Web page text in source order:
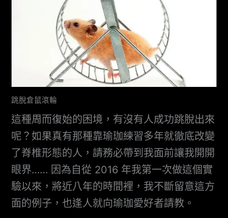
跳脫倉鼠滾輪
這種周而復始的困境，有沒有人成功跳脫出來
呢？如果真有那種靠瑜珈練習多年就徹底改變
了脊椎形態的人，請務必帶到我面前讓我開開
眼界…… 因為自從 2016 年我第一次做這個實
驗以來，將近八年的時間裡，我不斷留意這方
面的例子，也逢人就向瑜珈愛好者請教。